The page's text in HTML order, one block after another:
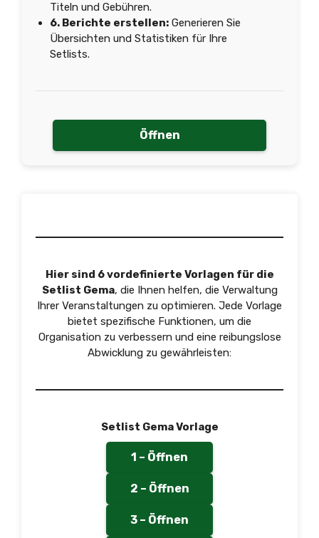
Titeln und Gebühren.
6. Berichte erstellen: Generieren Sie
Übersichten und Statistiken für Ihre
Setlists.
Öffnen
Hier sind 6 vordefinierte Vorlagen für die
Setlist Gema, die Ihnen helfen, die Verwaltung
Ihrer Veranstaltungen zu optimieren. Jede Vorlage
bietet spezifische Funktionen, um die
Organisation zu verbessern und eine reibungslose
Abwicklung zu gewährleisten:
Setlist Gema Vorlage
1 – Öffnen
2 – Öffnen
3 – Öffnen